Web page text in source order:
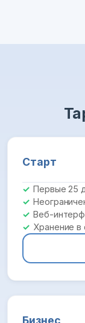
Старт
Первые 25
Веб-
Хранение в
Бизнес